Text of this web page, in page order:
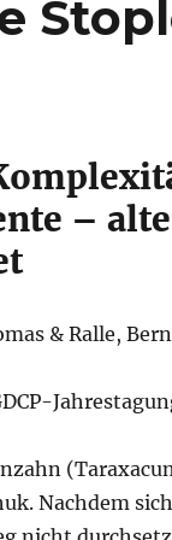
–
& Ralle,
Nachdem